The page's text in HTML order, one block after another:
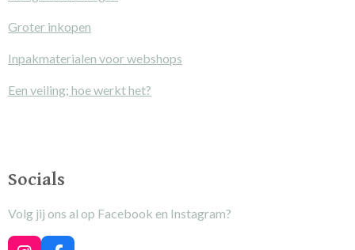
Groter inkopen
Inpakmaterialen voor webshops
Een veiling; hoe werkt het?
Socials
Volg jij ons al op Facebook en Instagram?